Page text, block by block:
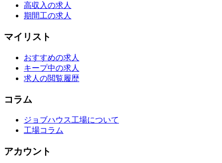
高収入の求人
期間工の求人
マイリスト
おすすめの求人
キープ中の求人
求人の閲覧履歴
コラム
ジョブハウス工場について
工場コラム
アカウント